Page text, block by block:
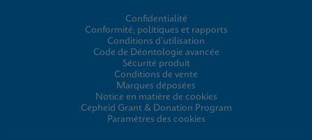
Confidentialité
Conformité, politiques et rapports
Conditions d’utilisation
Code de Déontologie avancée
Sécurité produit
Conditions de vente
Marques déposées
Notice en matière de cookies
Cepheid Grant & Donation Program
Paramètres des cookies